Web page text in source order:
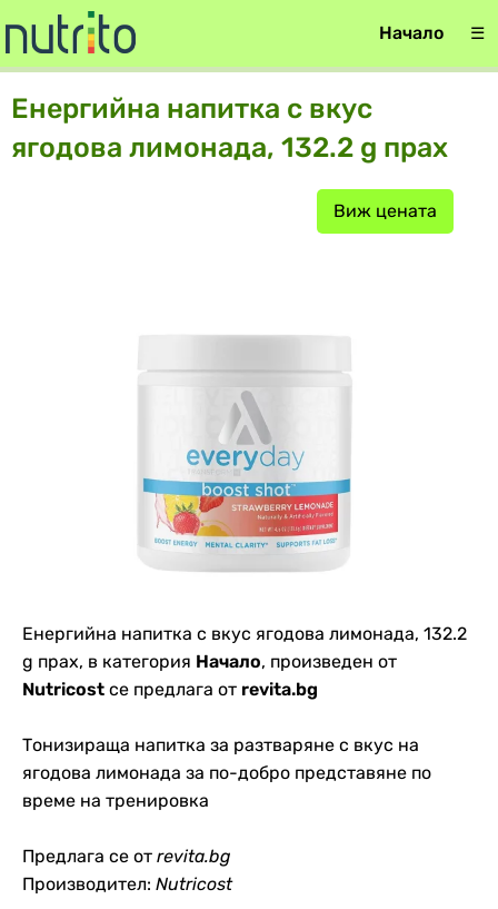
Начало ☰
Енергийна напитка с вкус
ягодова лимонада, 132.2 g прах
Виж цената
Енергийна напитка с вкус ягодова лимонада, 132.2
g прах, в категория Начало, произведен от
Nutricost се предлага от revita.bg
Тонизираща напитка за разтваряне с вкус на
ягодова лимонада за по-добро представяне по
време на тренировка
Предлага се от revita.bg
Производител: Nutricost